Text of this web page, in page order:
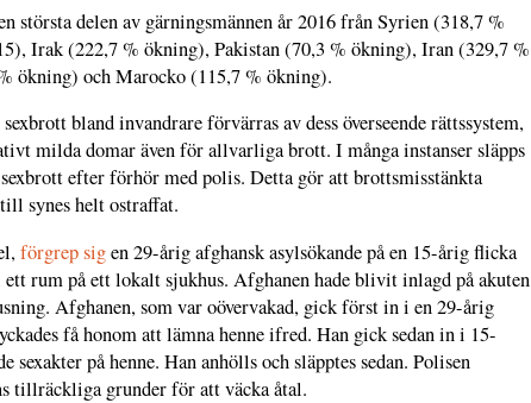
största delen av gärningsmännen år 2016 från Syrien (318,7 %
Irak (222,7 % ökning), Pakistan (70,3 % ökning), Iran (329,7 %
ökning) och Marocko (115,7 % ökning).
bland invandrare förvärras av dess överseende rättssystem,
milda domar även för allvarliga brott. I många instanser släpps
efter förhör med polis. Detta gör att brottsmisstänkta
synes helt ostraffat.
förgrep sigen 29-årig afghansk asylsökande på en 15-årig flicka
ett rum på ett lokalt sjukhus. Afghanen hade blivit inlagd på akuten
Afghanen, som var oövervakad, gick först in i en 29-årig
få honom att lämna henne ifred. Han gick sedan in i 15-
sexakter på henne. Han anhölls och släpptes sedan. Polisen
tillräckliga grunder för att väcka åtal.